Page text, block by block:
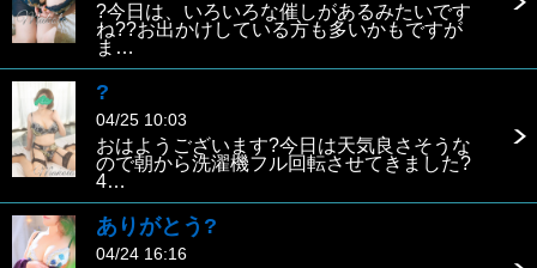
?今日は、いろいろな催しがあるみたいです
ね??お出かけしている方も多いかもですが
ま…
?
04/25 10:03
おはようございます?今日は天気良さそうな
ので朝から洗濯機フル回転させてきました?
4…
ありがとう?
04/24 16:16